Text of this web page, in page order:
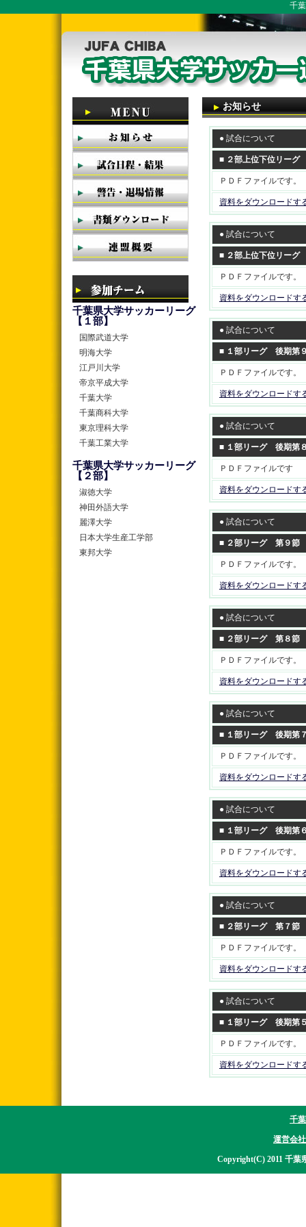
千
千葉県大学サッカーリーグ
【１部】
国際武道大学
明海大学
江戸川大学
帝京平成大学
千葉大学
千葉商科大学
東京理科大学
千葉工業大学
千葉県大学サッカーリーグ
【２部】
淑徳大学
神田外語大学
麗澤大学
日本大学生産工学部
東邦大学
お知らせ
● 試合について
■ ２部上位下位リー
ＰＤＦファイルです。
資料をダウンロードす
● 試合について
■ ２部上位下位リー
ＰＤＦファイルです。
資料をダウンロードす
● 試合について
■ １部リーグ 後期第
ＰＤＦファイルです。
資料をダウンロードす
● 試合について
■ １部リーグ 後期第
ＰＤＦファイルです
資料をダウンロードす
● 試合について
■ ２部リーグ 第９節
ＰＤＦファイルです。
資料をダウンロードす
● 試合について
■ ２部リーグ 第８節
ＰＤＦファイルです。
資料をダウンロードす
● 試合について
■ １部リーグ 後期第
ＰＤＦファイルです。
資料をダウンロードす
● 試合について
■ １部リーグ 後期第
ＰＤＦファイルです。
資料をダウンロードす
● 試合について
■ ２部リーグ 第７節
ＰＤＦファイルです。
資料をダウンロードす
● 試合について
■ １部リーグ 後期第
ＰＤＦファイルです。
資料をダウンロードす
千
運営会
Copyright(C) 2011 千葉